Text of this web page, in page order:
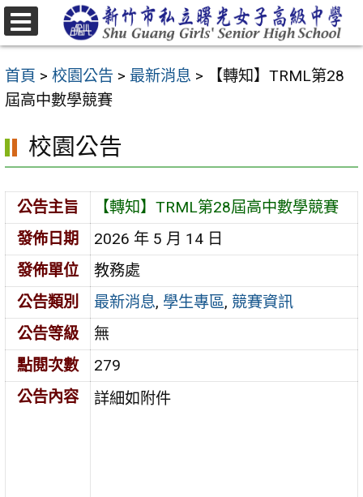
跳
至
要
內
區
首頁 > 校園公告 > 最新消息 >
【轉知】TRML第28
屆高中數學競賽
校園公告
公告主旨
【轉知】TRML第28屆高中數學競賽
發佈日期
2026 年 5 月 14 日
發佈單位
教務處
公告類別
最新消息, 學生專區, 競賽資訊
公告等級
無
點閱次數
279
公告內容
詳細如附件
選
單